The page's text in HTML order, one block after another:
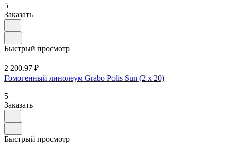
5
Заказать
Быстрый просмотр
2 200.97 ₽
Гомогенный линолеум Grabo Polis Sun (2 х 20)
5
Заказать
Быстрый просмотр